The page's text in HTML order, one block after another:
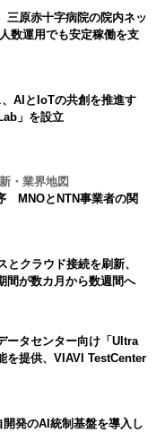
三原赤十字病院の院内ネッ
数運用でも安定稼働を支
AIとIoTの共創を推進す
」を設立
・業界地図
MNOとNTN事業者の関
とクラウド接続を刷新、
間が数カ月から数週間へ
ータセンター向け「Ultra
を提供、VIAVI TestCenter
開発のAI統制基盤を導入し